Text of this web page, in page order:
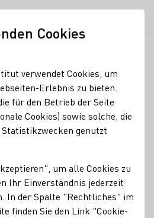
Begriffes:
Wein
Cookies
verwendet Cookies, um
Erlebnis zu bieten.
für den Betrieb der Seite
Cookies) sowie solche, die
genutzt
um alle Cookies zu
Ihr Einverständnis jederzeit
In der Spalte "Rechtliches" im
finden Sie den Link "Cookie-